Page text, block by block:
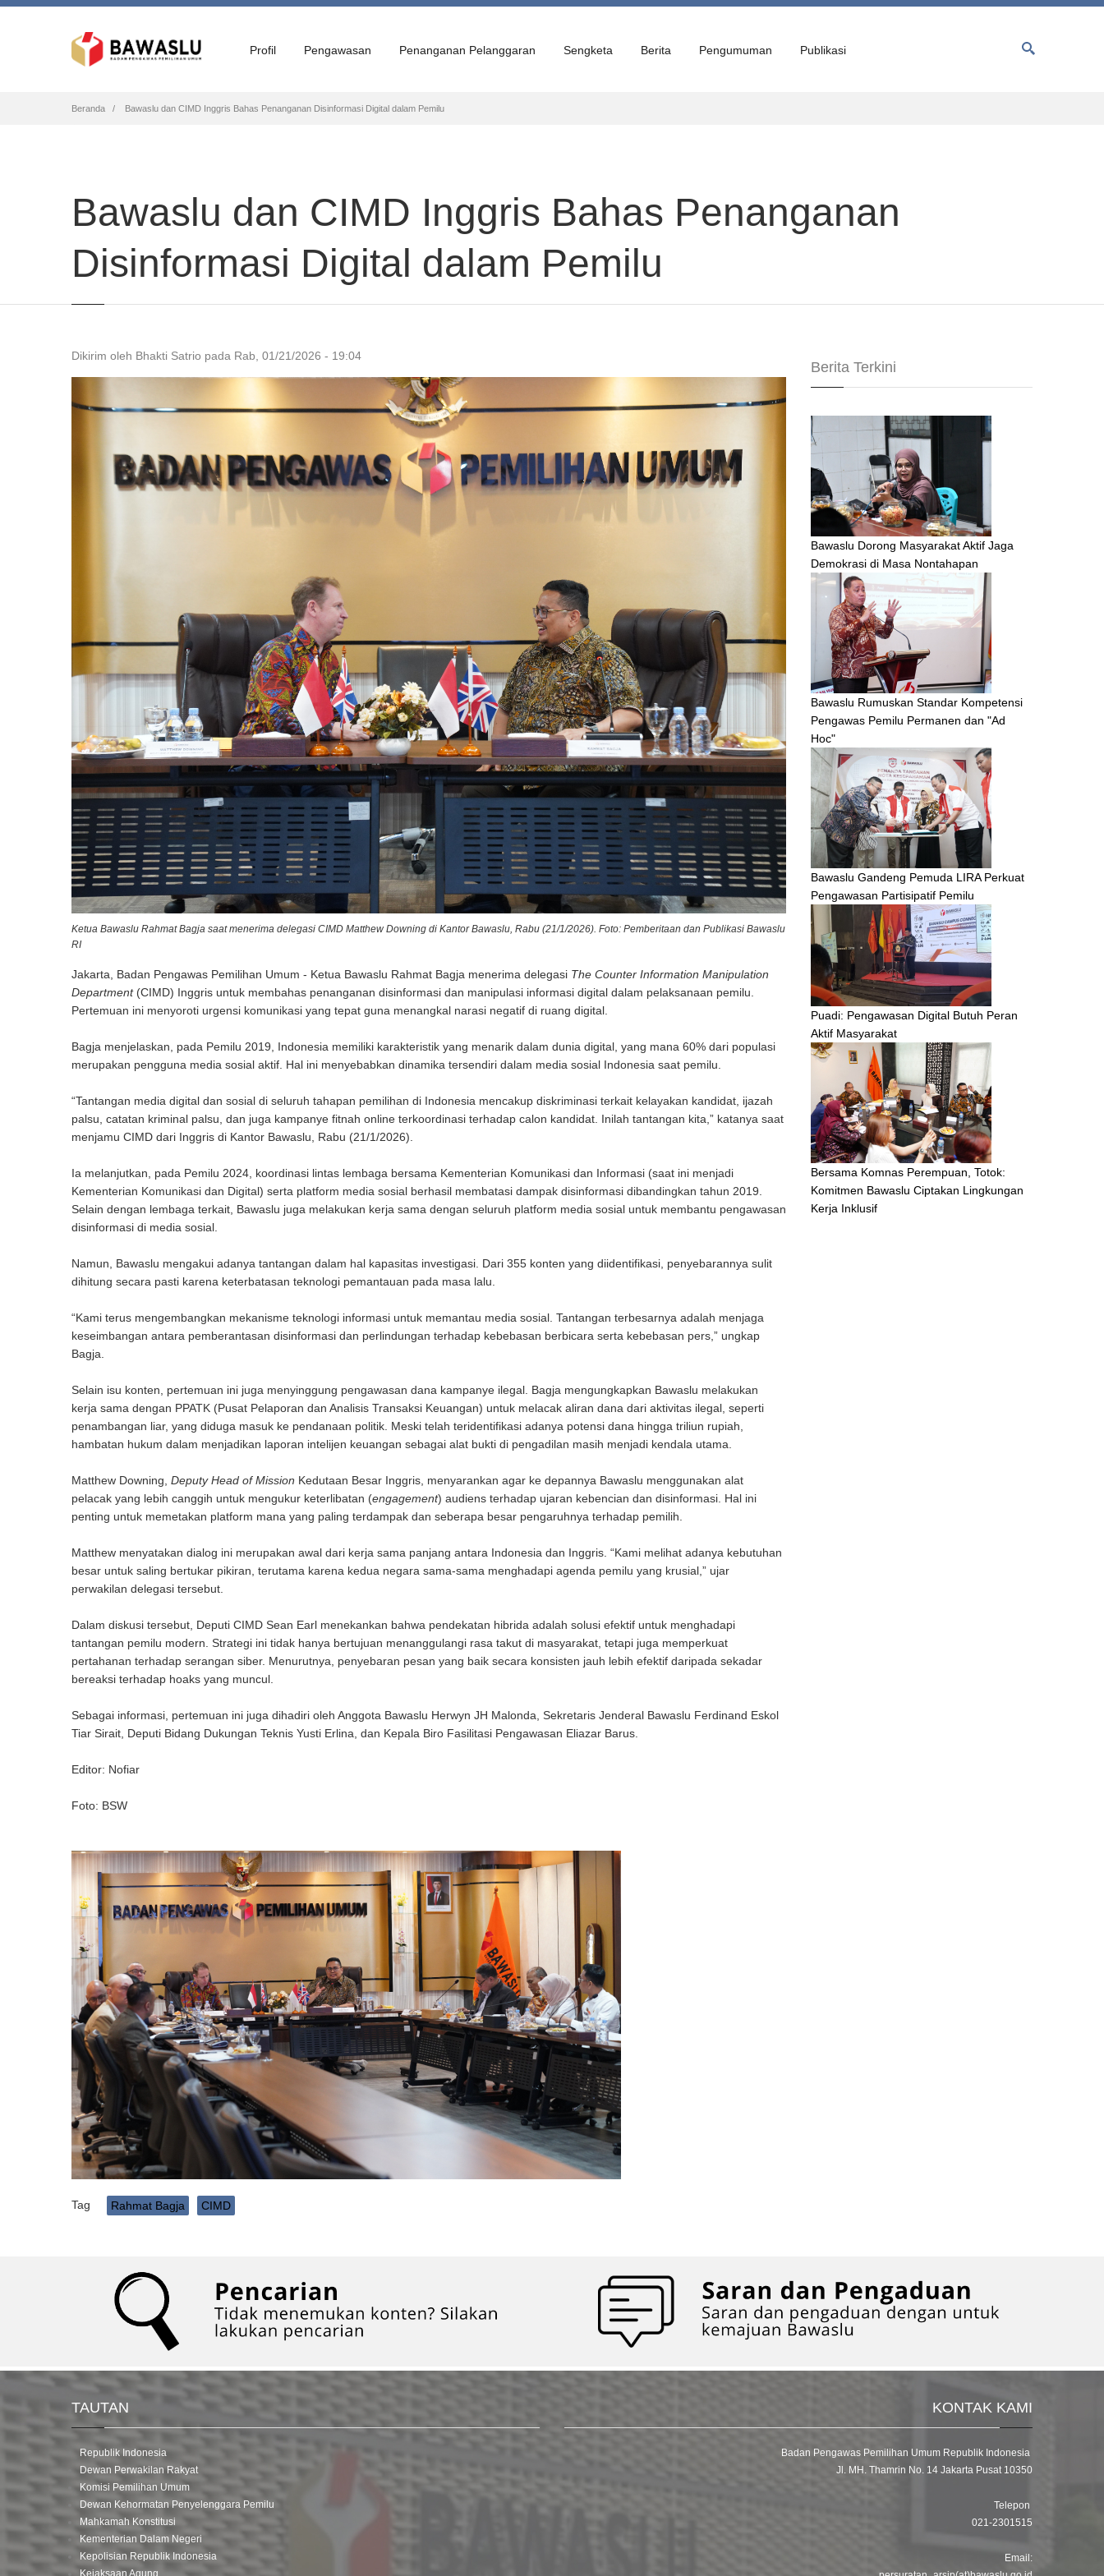
Profil Pengawasan Penanganan Pelanggaran Sengketa Berita Pengumuman Publikasi
Breadcrumb
Beranda Bawaslu dan CIMD Inggris Bahas Penanganan Disinformasi Digital dalam Pemilu
Bawaslu dan CIMD Inggris Bahas Penanganan
Disinformasi Digital dalam Pemilu
Dikirim oleh Bhakti Satrio pada Rab, 01/21/2026 - 19:04
Ketua Bawaslu Rahmat Bagja saat menerima delegasi CIMD Matthew Downing di Kantor Bawaslu, Rabu (21/1/2026). Foto: Pemberitaan dan Publikasi Bawaslu
RI
Jakarta, Badan Pengawas Pemilihan Umum - Ketua Bawaslu Rahmat Bagja menerima delegasi The Counter Information Manipulation
Department(CIMD) Inggris untuk membahas penanganan disinformasi dan manipulasi informasi digital dalam pelaksanaan pemilu.
Pertemuan ini menyoroti urgensi komunikasi yang tepat guna menangkal narasi negatif di ruang digital.
Bagja menjelaskan, pada Pemilu 2019, Indonesia memiliki karakteristik yang menarik dalam dunia digital, yang mana 60% dari populasi
merupakan pengguna media sosial aktif. Hal ini menyebabkan dinamika tersendiri dalam media sosial Indonesia saat pemilu.
“Tantangan media digital dan sosial di seluruh tahapan pemilihan di Indonesia mencakup diskriminasi terkait kelayakan kandidat, ijazah
palsu, catatan kriminal palsu, dan juga kampanye fitnah online terkoordinasi terhadap calon kandidat. Inilah tantangan kita,” katanya saat
menjamu CIMD dari Inggris di Kantor Bawaslu, Rabu (21/1/2026).
Ia melanjutkan, pada Pemilu 2024, koordinasi lintas lembaga bersama Kementerian Komunikasi dan Informasi (saat ini menjadi
Kementerian Komunikasi dan Digital) serta platform media sosial berhasil membatasi dampak disinformasi dibandingkan tahun 2019.
Selain dengan lembaga terkait, Bawaslu juga melakukan kerja sama dengan seluruh platform media sosial untuk membantu pengawasan
disinformasi di media sosial.
Namun, Bawaslu mengakui adanya tantangan dalam hal kapasitas investigasi. Dari 355 konten yang diidentifikasi, penyebarannya sulit
dihitung secara pasti karena keterbatasan teknologi pemantauan pada masa lalu.
“Kami terus mengembangkan mekanisme teknologi informasi untuk memantau media sosial. Tantangan terbesarnya adalah menjaga
keseimbangan antara pemberantasan disinformasi dan perlindungan terhadap kebebasan berbicara serta kebebasan pers,” ungkap
Bagja.
Selain isu konten, pertemuan ini juga menyinggung pengawasan dana kampanye ilegal. Bagja mengungkapkan Bawaslu melakukan
kerja sama dengan PPATK (Pusat Pelaporan dan Analisis Transaksi Keuangan) untuk melacak aliran dana dari aktivitas ilegal, seperti
penambangan liar, yang diduga masuk ke pendanaan politik. Meski telah teridentifikasi adanya potensi dana hingga triliun rupiah,
hambatan hukum dalam menjadikan laporan intelijen keuangan sebagai alat bukti di pengadilan masih menjadi kendala utama.
Matthew Downing, Deputy Head of Mission Kedutaan Besar Inggris, menyarankan agar ke depannya Bawaslu menggunakan alat
pelacak yang lebih canggih untuk mengukur keterlibatan (engagement) audiens terhadap ujaran kebencian dan disinformasi. Hal ini
penting untuk memetakan platform mana yang paling terdampak dan seberapa besar pengaruhnya terhadap pemilih.
Matthew menyatakan dialog ini merupakan awal dari kerja sama panjang antara Indonesia dan Inggris. “Kami melihat adanya kebutuhan
besar untuk saling bertukar pikiran, terutama karena kedua negara sama-sama menghadapi agenda pemilu yang krusial,” ujar
perwakilan delegasi tersebut.
Dalam diskusi tersebut, Deputi CIMD Sean Earl menekankan bahwa pendekatan hibrida adalah solusi efektif untuk menghadapi
tantangan pemilu modern. Strategi ini tidak hanya bertujuan menanggulangi rasa takut di masyarakat, tetapi juga memperkuat
pertahanan terhadap serangan siber. Menurutnya, penyebaran pesan yang baik secara konsisten jauh lebih efektif daripada sekadar
bereaksi terhadap hoaks yang muncul.
Sebagai informasi, pertemuan ini juga dihadiri oleh Anggota Bawaslu Herwyn JH Malonda, Sekretaris Jenderal Bawaslu Ferdinand Eskol
Tiar Sirait, Deputi Bidang Dukungan Teknis Yusti Erlina, dan Kepala Biro Fasilitasi Pengawasan Eliazar Barus.
Editor: Nofiar
Foto: BSW
Tag Rahmat Bagja CIMD
Berita Terkini
Bawaslu Dorong Masyarakat Aktif Jaga
Demokrasi di Masa Nontahapan
Bawaslu Rumuskan Standar Kompetensi
Pengawas Pemilu Permanen dan "Ad
Hoc"
Bawaslu Gandeng Pemuda LIRA Perkuat
Pengawasan Partisipatif Pemilu
Puadi: Pengawasan Digital Butuh Peran
Aktif Masyarakat
Bersama Komnas Perempuan, Totok:
Komitmen Bawaslu Ciptakan Lingkungan
Kerja Inklusif
TAUTAN
Republik Indonesia
Dewan Perwakilan Rakyat
Komisi Pemilihan Umum
Dewan Kehormatan Penyelenggara Pemilu
Mahkamah Konstitusi
Kementerian Dalam Negeri
Kepolisian Republik Indonesia
Kejaksaan Agung
KONTAK KAMI
Badan Pengawas Pemilihan Umum Republik Indonesia
Jl. MH. Thamrin No. 14 Jakarta Pusat 10350
Telepon
021-2301515
Email: